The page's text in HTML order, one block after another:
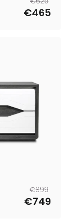
cena
cena€465
Parastā
cena
€899
Pārdošanas
cena€749